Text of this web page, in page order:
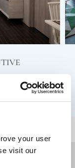
your user
visit our